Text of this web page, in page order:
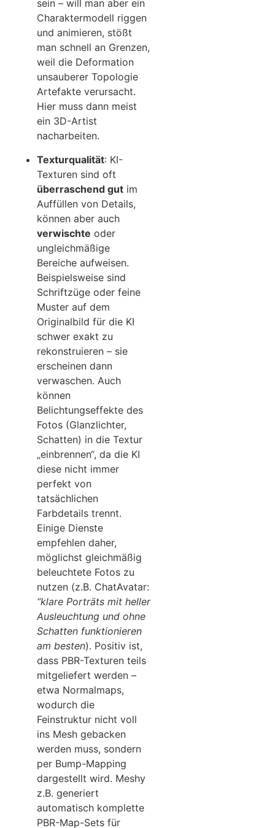
sein – will man aber ein
Charaktermodell riggen
und animieren, stößt
man schnell an Grenzen,
weil die Deformation
unsauberer Topologie
Artefakte verursacht.
Hier muss dann meist
ein 3D-Artist
nacharbeiten.
Texturqualität: KI-
Texturen sind oft
überraschend gut im
Auffüllen von Details,
können aber auch
verwischte oder
ungleichmäßige
Bereiche aufweisen.
Beispielsweise sind
Schriftzüge oder feine
Muster auf dem
Originalbild für die KI
schwer exakt zu
rekonstruieren – sie
erscheinen dann
verwaschen. Auch
können
Belichtungseffekte des
Fotos (Glanzlichter,
Schatten) in die Textur
„einbrennen“, da die KI
diese nicht immer
perfekt von
tatsächlichen
Farbdetails trennt.
Einige Dienste
empfehlen daher,
möglichst gleichmäßig
beleuchtete Fotos zu
nutzen (z.B. ChatAvatar:
“klare Porträts mit heller
Ausleuchtung und ohne
Schatten funktionieren
am besten). Positiv ist,
dass PBR-Texturen teils
mitgeliefert werden –
etwa Normalmaps,
wodurch die
Feinstruktur nicht voll
ins Mesh gebacken
werden muss, sondern
per Bump-Mapping
dargestellt wird. Meshy
z.B. generiert
automatisch komplette
PBR-Map-Sets für